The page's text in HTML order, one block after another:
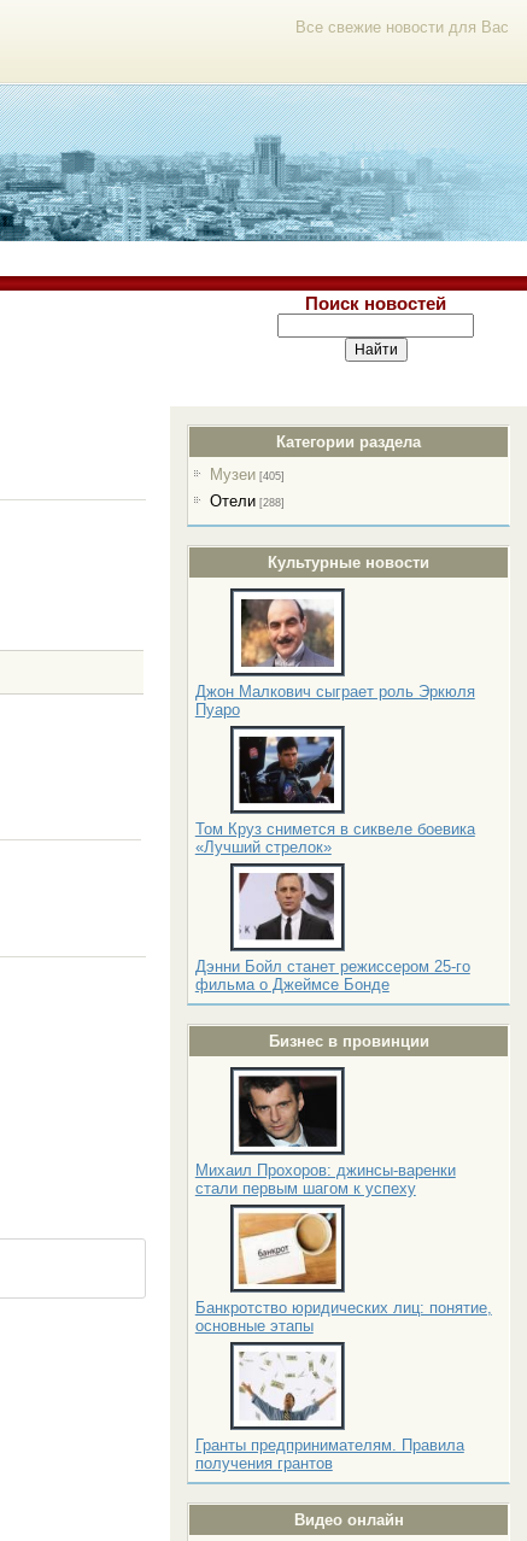
Все свежие новости для Вас
Поиск новостей
Категории раздела
Музеи [405]
Отели [288]
Культурные новости
Джон Малкович сыграет роль Эркюля
Пуаро
Том Круз снимется в сиквеле боевика
«Лучший стрелок»
Дэнни Бойл станет режиссером 25-го
фильма о Джеймсе Бонде
Бизнес в провинции
Михаил Прохоров: джинсы-варенки
стали первым шагом к успеху
Банкротство юридических лиц: понятие,
основные этапы
Гранты предпринимателям. Правила
получения грантов
Видео онлайн